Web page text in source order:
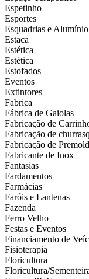
Espetinho
Esportes
Esquadrias e Alumínio
Estaca
Estética
Estética
Estofados
Eventos
Extintores
Fabrica
Fábrica de Gaiolas
Fabricação de
Fabricação de
Fabricação de
Fabricante de Inox
Fantasias
Fardamentos
Farmácias
Faróis e Lantenas
Fazenda
Ferro Velho
Festas e Eventos
Financiamento de
Fisioterapia
Floricultura
Floricultura/